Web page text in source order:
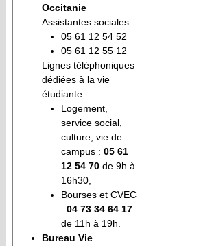
Occitanie
Assistantes sociales :
05 61 12 54 52
05 61 12 55 12
Lignes téléphoniques
dédiées à la vie
étudiante :
Logement,
service social,
culture, vie de
campus : 05 61
12 54 70de 9h à
16h30,
Bourses et CVEC
: 04 73 34 64 17
de 11h à 19h.
Bureau Vie